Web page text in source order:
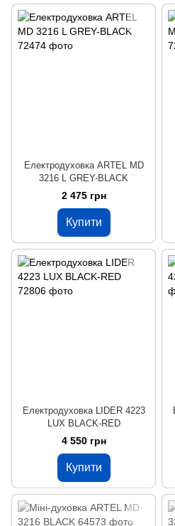
Електродуховка ARTEL MD
3216 L GREY-BLACK
2 475 грн
Купити
Електродуховка LIDER 4223
LUX BLACK-RED
4 550 грн
Купити